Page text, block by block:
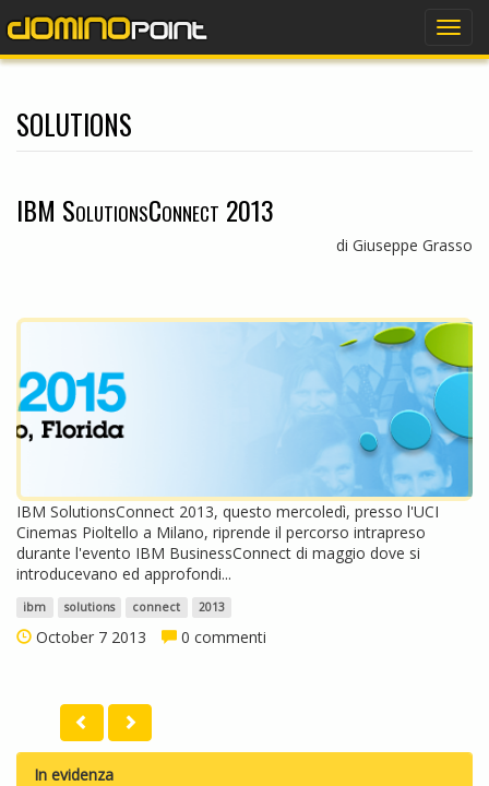
solutions
IBM SolutionsConnect 2013
di Giuseppe Grasso
IBM SolutionsConnect 2013, questo mercoledì, presso l'UCI
Cinemas Pioltello a Milano, riprende il percorso intrapreso
durante l'evento IBM BusinessConnect di maggio dove si
introducevano ed approfondi...
ibm solutions connect 2013
October 7 2013 0 commenti
In evidenza